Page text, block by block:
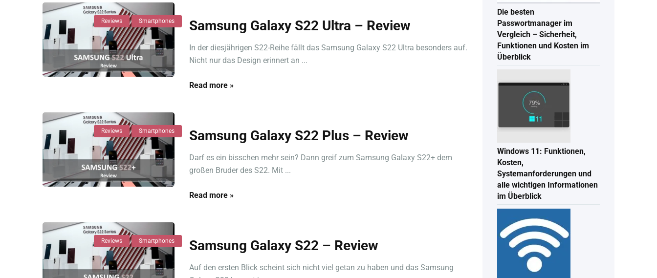
Reviews Smartphones Samsung Galaxy S22 Ultra – Review
In der diesjährigen S22-Reihe fällt das Samsung Galaxy S22 Ultra besonders auf.
Nicht nur das Design erinnert an ...
Read more »
Reviews Smartphones Samsung Galaxy S22 Plus – Review
Darf es ein bisschen mehr sein? Dann greif zum Samsung Galaxy S22+ dem
großen Bruder des S22. Mit ...
Read more »
Reviews Smartphones Samsung Galaxy S22 – Review
Auf den ersten Blick scheint sich nicht viel getan zu haben und das Samsung
Die besten
Passwortmanager im
Vergleich – Sicherheit,
Funktionen und Kosten im
Überblick
Windows 11: Funktionen,
Kosten,
Systemanforderungen und
alle wichtigen Informationen
im Überblick